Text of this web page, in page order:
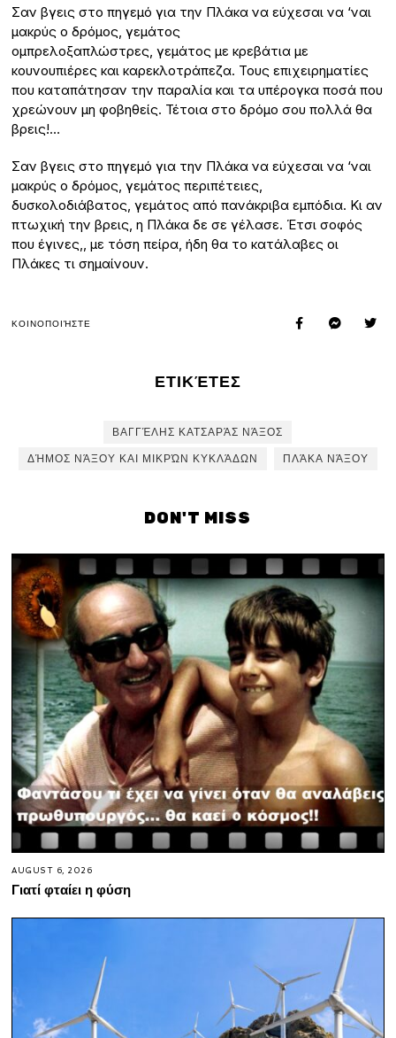
Σαν βγεις στο πηγεμό για την Πλάκα να εύχεσαι να ‘ναι
μακρύς ο δρόμος, γεμάτος
ομπρελοξαπλώστρες, γεμάτος με κρεβάτια με
κουνουπιέρες και καρεκλοτράπεζα. Τους επιχειρηματίες
που καταπάτησαν την παραλία και τα υπέρογκα ποσά που
χρεώνουν μη φοβηθείς. Τέτοια στο δρόμο σου πολλά θα
βρεις!…
Σαν βγεις στο πηγεμό για την Πλάκα να εύχεσαι να ‘ναι
μακρύς ο δρόμος, γεμάτος περιπέτειες,
δυσκολοδιάβατος, γεμάτος από πανάκριβα εμπόδια. Κι αν
πτωχική την βρεις, η Πλάκα δε σε γέλασε. Έτσι σοφός
που έγινες,, με τόση πείρα, ήδη θα το κατάλαβες οι
Πλάκες τι σημαίνουν.
ΚΟΙΝΟΠΟΙΉΣΤΕ
ΕΤΙΚΈΤΕΣ
ΒΑΓΓΈΛΗΣ ΚΑΤΣΑΡΆΣ ΝΆΞΟΣ
ΔΉΜΟΣ ΝΆΞΟΥ ΚΑΙ ΜΙΚΡΏΝ ΚΥΚΛΆΔΩΝ
ΠΛΆΚΑ ΝΆΞΟΥ
DON'T MISS
AUGUST 6, 2026
Γιατί φταίει η φύση